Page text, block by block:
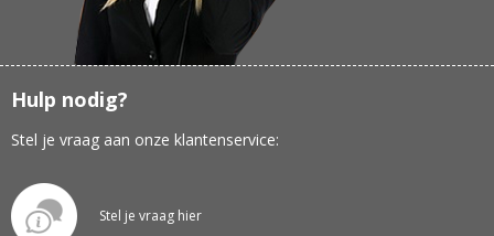
Hulp nodig?
Stel je vraag aan onze klantenservice:
Stel je vraag hier